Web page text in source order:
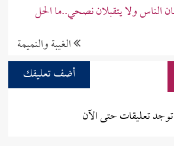
الناس ولا يتقبلان نصحي..ما الحل
الغيبة والنميمة
أضف تعليقك
تعليقات حتى الآن